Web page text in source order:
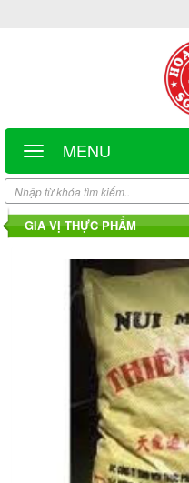
MENU
GIA VỊ THỰC PHẨM